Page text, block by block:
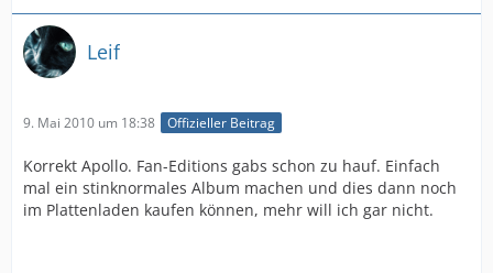
Leif
9. Mai 2010 um 18:38 Offizieller Beitrag
Korrekt Apollo. Fan-Editions gabs schon zu hauf. Einfach
mal ein stinknormales Album machen und dies dann noch
im Plattenladen kaufen können, mehr will ich gar nicht.